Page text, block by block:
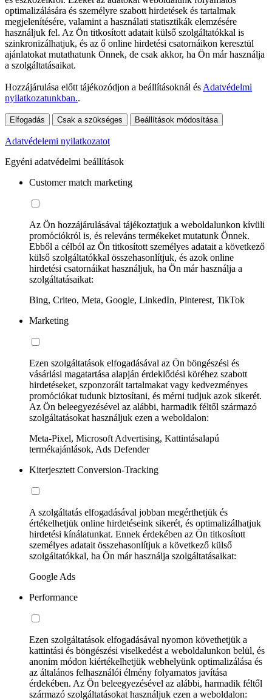
optimalizálására és személyre szabott hirdetések és tartalmak
megjelenítésére, valamint a használati statisztikák elemzésére
használjuk fel. Az Ön titkosított adatait külső szolgáltatókkal is
szinkronizálhatjuk, és az ő online hirdetési csatornáikon keresztül
ajánlatokat mutathatunk Önnek, de csak akkor, ha Ön már használja
a szolgáltatásaikat.
Hozzájárulása előtt tájékozódjon a beállításoknál és Adatvédelmi
nyilatkozatunkban..
Elfogadás Csak a szükséges Beállítások módosítása
Adatvédelemi nyilatkozatot
Egyéni adatvédelmi beállítások
Customer match marketing
Az Ön hozzájárulásával tájékoztatjuk a weboldalunkon kívüli
promóciókról is, és releváns termékeket mutatunk Önnek.
Ebből a célból az Ön titkosított személyes adatait a következő
külső szolgáltatókkal összehasonlítjuk, és azok online
hirdetési csatornáikat használjuk, ha Ön már használja a
szolgáltatásaikat:
Bing, Criteo, Meta, Google, LinkedIn, Pinterest, TikTok
Marketing
Ezen szolgáltatások elfogadásával az Ön böngészési és
vásárlási magatartása alapján érdeklődési köréhez szabott
hirdetéseket, szponzorált tartalmakat vagy kedvezményes
promóciókat tudunk biztosítani, és mérni tudjuk azok sikerét.
Az Ön beleegyezésével az alábbi, harmadik féltől származó
szolgáltatásokat használjuk ezen a weboldalon:
Meta-Pixel, Microsoft Advertising, Kattintásalapú
termékajánlások, Ads Defender
Kiterjesztett Conversion-Tracking
A szolgáltatás elfogadásával jobban megérthetjük és
értékelhetjük online hirdetéseink sikerét, és optimalizálhatjuk
hirdetési kínálatunkat. Ennek érdekében az Ön titkosított
személyes adatait összehasonlítjuk a következő külső
szolgáltatókkal, ha Ön már használja szolgáltatásaikat:
Google Ads
Performance
Ezen szolgáltatások elfogadásával nyomon követhetjük a
kattintási és böngészési viselkedést a weboldalunkon belül, és
anonim módon kiértékelhetjük webhelyünk optimalizálása és
az általános felhasználói élmény folyamatos javítása
érdekében. Az Ön beleegyezésével az alábbi, harmadik féltől
származó szolgáltatásokat használjuk ezen a weboldalon: